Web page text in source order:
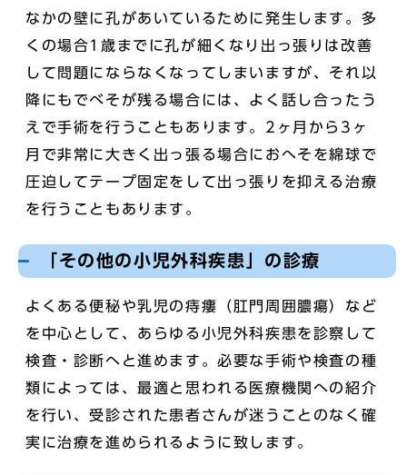
なかの壁に孔があいているために発生します。多
くの場合1歳までに孔が細くなり出っ張りは改善
して問題にならなくなってしまいますが、それ以
降にもでべそが残る場合には、よく話し合ったう
えで手術を行うこともあります。2ヶ月から3ヶ
月で非常に大きく出っ張る場合におへそを綿球で
圧迫してテープ固定をして出っ張りを抑える治療
を行うこともあります。
「その他の小児外科疾患」の診療
よくある便秘や乳児の痔瘻（肛門周囲膿瘍）など
を中心として、あらゆる小児外科疾患を診察して
検査・診断へと進めます。必要な手術や検査の種
類によっては、最適と思われる医療機関への紹介
を行い、受診された患者さんが迷うことのなく確
実に治療を進められるように致します。